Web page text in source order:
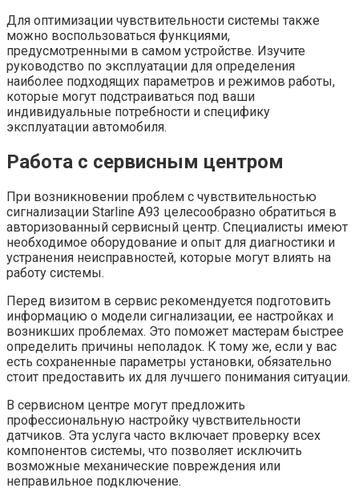
Для оптимизации чувствительности системы также
можно воспользоваться функциями,
предусмотренными в самом устройстве. Изучите
руководство по эксплуатации для определения
наиболее подходящих параметров и режимов работы,
которые могут подстраиваться под ваши
индивидуальные потребности и специфику
эксплуатации автомобиля.
Работа с сервисным центром
При возникновении проблем с чувствительностью
сигнализации Starline A93 целесообразно обратиться в
авторизованный сервисный центр. Специалисты имеют
необходимое оборудование и опыт для диагностики и
устранения неисправностей, которые могут влиять на
работу системы.
Перед визитом в сервис рекомендуется подготовить
информацию о модели сигнализации, ее настройках и
возникших проблемах. Это поможет мастерам быстрее
определить причины неполадок. К тому же, если у вас
есть сохраненные параметры установки, обязательно
стоит предоставить их для лучшего понимания ситуации.
В сервисном центре могут предложить
профессиональную настройку чувствительности
датчиков. Эта услуга часто включает проверку всех
компонентов системы, что позволяет исключить
возможные механические повреждения или
неправильное подключение.